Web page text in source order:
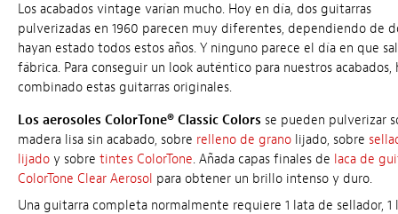
Los acabados vintage varían mucho. Hoy en día, dos guitarras
pulverizadas en 1960 parecen muy diferentes, dependiendo de
hayan estado todos estos años. Y ninguno parece el día en que
fábrica. Para conseguir un look auténtico para nuestros acabados,
combinado estas guitarras originales.
Los aerosoles ColorTone® Classic Colors se pueden pulverizar
madera lisa sin acabado, sobre relleno de grano lijado, sobre
lijado y sobre tintes ColorTone. Añada capas finales de laca de
ColorTone Clear Aerosol para obtener un brillo intenso y duro.
Una guitarra completa normalmente requiere 1 lata de sellador, 1